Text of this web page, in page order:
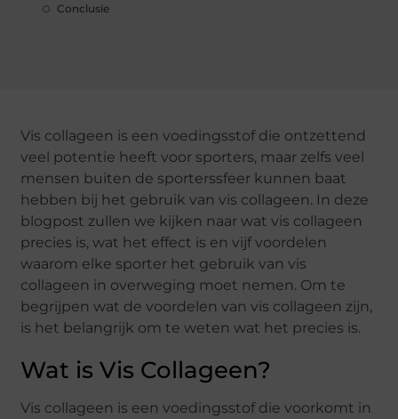
Conclusie
Vis collageen is een voedingsstof die ontzettend
veel potentie heeft voor sporters, maar zelfs veel
mensen buiten de sporterssfeer kunnen baat
hebben bij het gebruik van vis collageen. In deze
blogpost zullen we kijken naar wat vis collageen
precies is, wat het effect is en vijf voordelen
waarom elke sporter het gebruik van vis
collageen in overweging moet nemen. Om te
begrijpen wat de voordelen van vis collageen zijn,
is het belangrijk om te weten wat het precies is.
Wat is Vis Collageen?
Vis collageen is een voedingsstof die voorkomt in